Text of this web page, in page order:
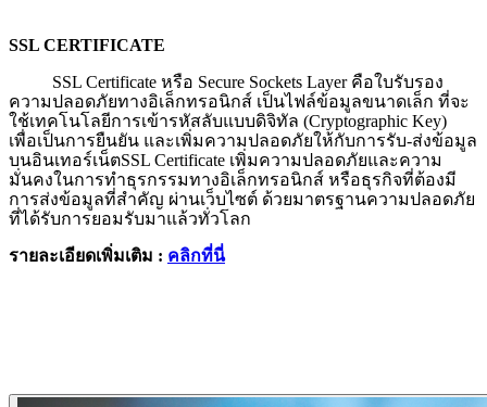
SSL CERTIFICATE
SSL Certificate หรือ Secure Sockets Layer คือใบรับรอง
ความปลอดภัยทางอิเล็กทรอนิกส์ เป็นไฟล์ข้อมูลขนาดเล็ก ที่จะ
ใช้เทคโนโลยีการเข้ารหัสลับแบบดิจิทัล (Cryptographic Key)
เพื่อเป็นการยืนยัน และเพิ่มความปลอดภัยให้กับการรับ-ส่งข้อมูล
บนอินเทอร์เน็ตSSL Certificate เพิ่มความปลอดภัยและความ
มั่นคงในการทำธุรกรรมทางอิเล็กทรอนิกส์ หรือธุรกิจที่ต้องมี
การส่งข้อมูลที่สำคัญ ผ่านเว็บไซต์ ด้วยมาตรฐานความปลอดภัย
ที่ได้รับการยอมรับมาแล้วทั่วโลก
รายละเอียดเพิ่มเติม : คลิกที่นี่